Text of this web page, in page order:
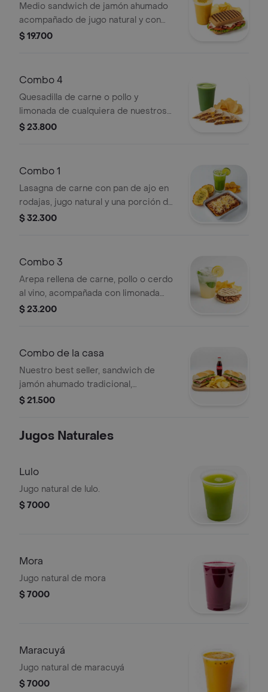
Medio sandwich de jamón ahumado
acompañado de jugo natural y con
una porción de papas chips al lado.
$ 19.700
Combo 4
Quesadilla de carne o pollo y
limonada de cualquiera de nuestros
sabores, con porción de papas chips
$ 23.800
Combo 1
Lasagna de carne con pan de ajo en
rodajas, jugo natural y una porción de
papas chips.
$ 32.300
Combo 3
Arepa rellena de carne, pollo o cerdo
al vino, acompañada con limonada
natural, hierbabuena, cerezada o coco
$ 23.200
Combo de la casa
Nuestro best seller, sandwich de
jamón ahumado tradicional,
acompañado con gaseosa 250 ml y
$ 21.500
Jugos Naturales
Lulo
Jugo natural de lulo.
$ 7000
Mora
Jugo natural de mora
$ 7000
Maracuyá
Jugo natural de maracuyá
$ 7000